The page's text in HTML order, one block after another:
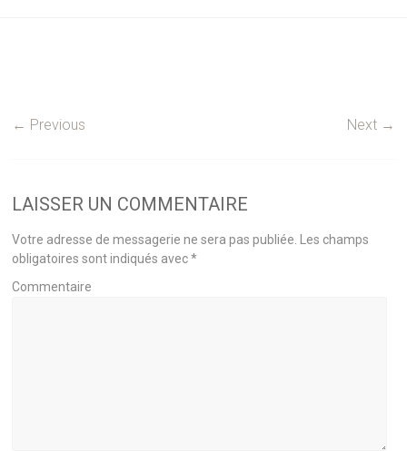
← Previous Next →
LAISSER UN COMMENTAIRE
Votre adresse de messagerie ne sera pas publiée.
Les champs
obligatoires sont indiqués avec*
Commentaire